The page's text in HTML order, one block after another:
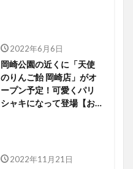
2022年6月6日
岡崎公園の近くに「天使
のりんご飴 岡崎店」がオ
ープン予定！可愛くパリ
シャキになって登場【お
2022年11月21日